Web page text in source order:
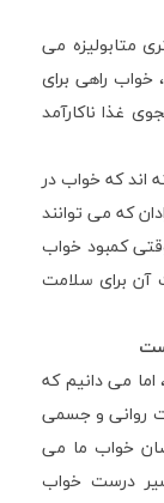
متابولیزه می
خواب راهی برای
غذا ناکارآمد
اند که خواب در
که می توانند
وقتی کمبود خواب
آن برای سلامت
می دانیم که
روانی و جسمی
خواب ما می
درست خواب